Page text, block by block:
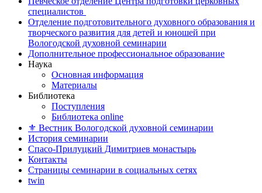
специалистов
Отделение подготовительного духовного образования и
творческого развития для детей и юношей при
Вологодской духовной семинарии
Дополнительное профессиональное образование
Наука
Основная информация
Материалы
Библиотека
Поступления
Библиотека online
⚜ Вестник Вологодской духовной семинарии
История семинарии
Спасо-Прилуцкий Димитриев монастырь
Контакты
Страницы семинарии в социальных сетях
twin